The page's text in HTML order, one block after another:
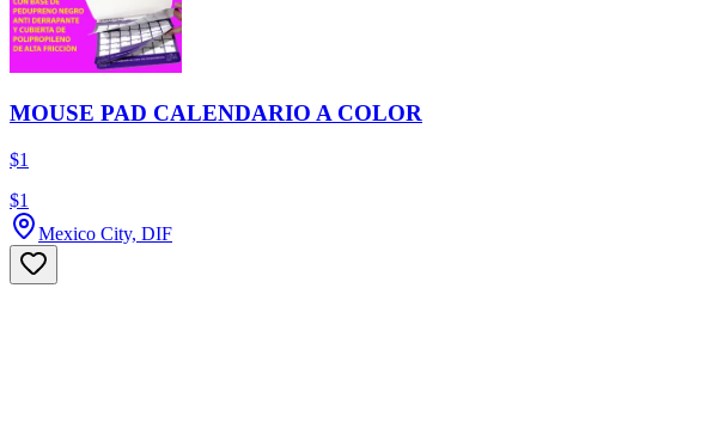
MOUSE PAD CALENDARIO A COLOR
$1
$1
Mexico City, DIF